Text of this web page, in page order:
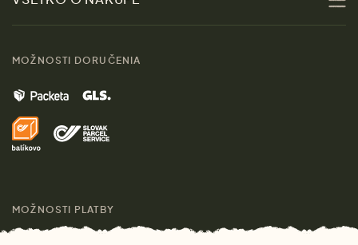
Kontakt
Značky
Pre médiá
Ženy
Muži
Darčeky
Doprava a platba
MOŽNOSTI DORUČENIA
MOŽNOSTI PLATBY